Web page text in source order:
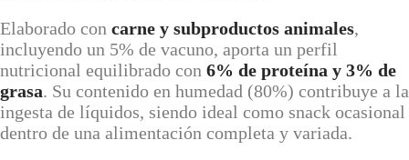
Elaborado con carne y subproductos animales,
incluyendo un 5% de vacuno, aporta un perfil
nutricional equilibrado con 6% de proteína y 3% de
grasa. Su contenido en humedad (80%) contribuye a la
ingesta de líquidos, siendo ideal como snack ocasional
dentro de una alimentación completa y variada.